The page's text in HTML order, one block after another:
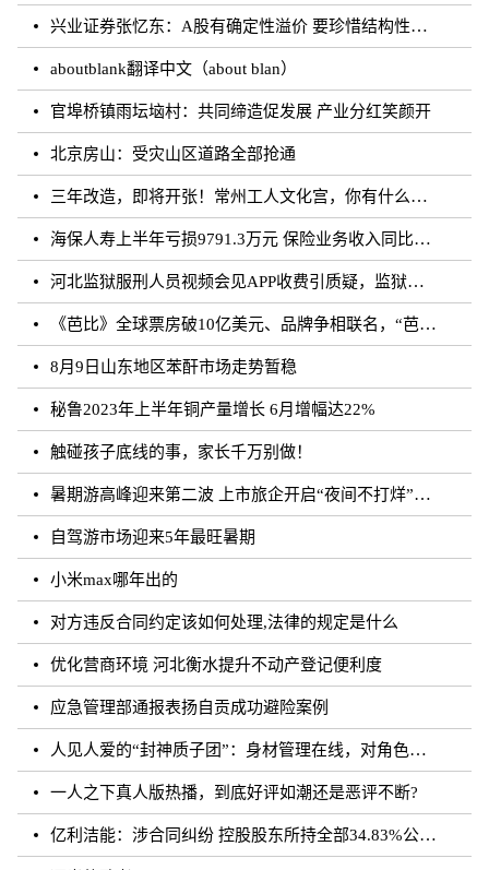
兴业证券张忆东：A股有确定性溢价 要珍惜结构性行情
aboutblank翻译中文（about blan）
官埠桥镇雨坛垴村：共同缔造促发展 产业分红笑颜开
北京房山：受灾山区道路全部抢通
三年改造，即将开张！常州工人文化宫，你有什么话说？
海保人寿上半年亏损9791.3万元 保险业务收入同比增长约50.73%
河北监狱服刑人员视频会见APP收费引质疑，监狱：开发公司收取
《芭比》全球票房破10亿美元、品牌争相联名，“芭比”IP第二春来临？
8月9日山东地区苯酐市场走势暂稳
秘鲁2023年上半年铜产量增长 6月增幅达22%
触碰孩子底线的事，家长千万别做！
暑期游高峰迎来第二波 上市旅企开启“夜间不打烊”模式
自驾游市场迎来5年最旺暑期
小米max哪年出的
对方违反合同约定该如何处理,法律的规定是什么
优化营商环境 河北衡水提升不动产登记便利度
应急管理部通报表扬自贡成功避险案例
人见人爱的“封神质子团”：身材管理在线，对角色有信念｜文化观察
一人之下真人版热播，到底好评如潮还是恶评不断?
亿利洁能：涉合同纠纷 控股股东所持全部34.83%公司股份被司法轮候冻结